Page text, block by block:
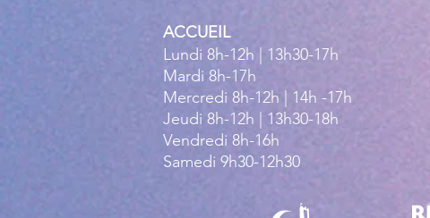
ACCUEIL
Lundi 8h-12h | 13h30-17h
Mardi 8h-17h
Mercredi 8h-12h | 14h -17h
Jeudi 8h-12h | 13h30-18h
Vendredi 8h-16h
Samedi 9h30-12h30